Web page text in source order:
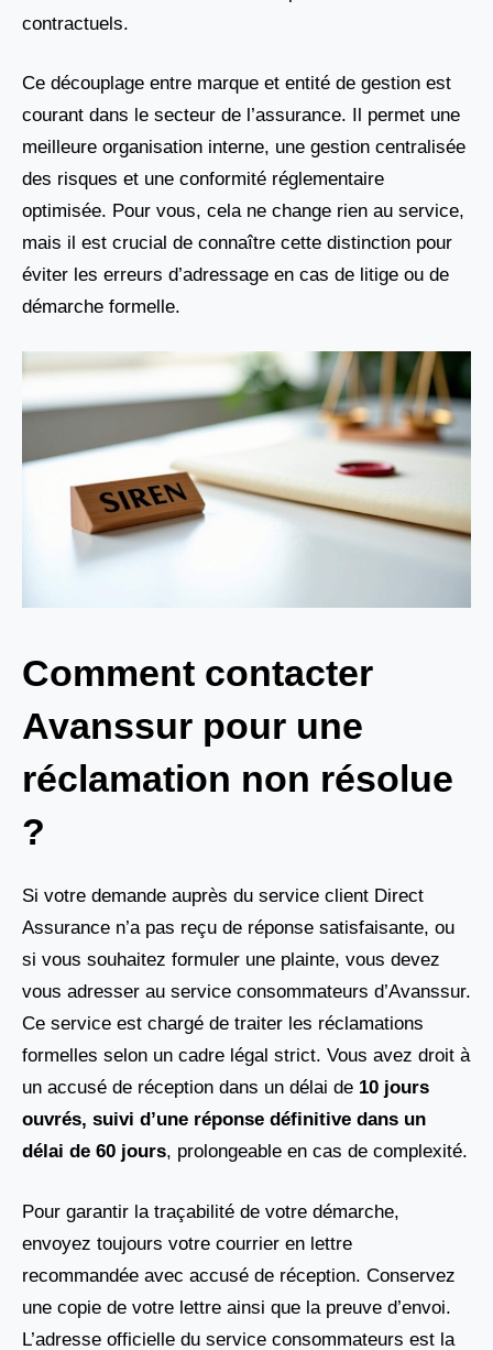
contractuels.
Ce découplage entre marque et entité de gestion est
courant dans le secteur de l’assurance. Il permet une
meilleure organisation interne, une gestion centralisée
des risques et une conformité réglementaire
optimisée. Pour vous, cela ne change rien au service,
mais il est crucial de connaître cette distinction pour
éviter les erreurs d’adressage en cas de litige ou de
démarche formelle.
Comment contacter
Avanssur pour une
réclamation non résolue
?
Si votre demande auprès du service client Direct
Assurance n’a pas reçu de réponse satisfaisante, ou
si vous souhaitez formuler une plainte, vous devez
vous adresser au service consommateurs d’Avanssur.
Ce service est chargé de traiter les réclamations
formelles selon un cadre légal strict. Vous avez droit à
un accusé de réception dans un délai de 10 jours
ouvrés, suivi d’une réponse définitive dans un
délai de 60 jours, prolongeable en cas de complexité.
Pour garantir la traçabilité de votre démarche,
envoyez toujours votre courrier en lettre
recommandée avec accusé de réception. Conservez
une copie de votre lettre ainsi que la preuve d’envoi.
L’adresse officielle du service consommateurs est la